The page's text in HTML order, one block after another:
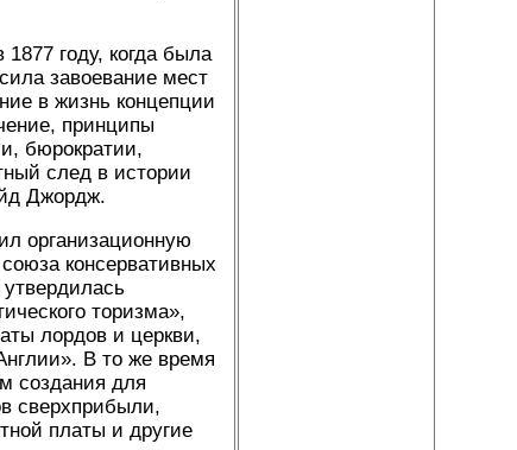
году, когда была
завоевание мест
в жизнь концепции
принципы
бюрократии,
след в истории
Джордж.
организационную
консервативных
торизма»,
лордов и церкви,
В то же время
создания для
сверхприбыли,
платы и другие